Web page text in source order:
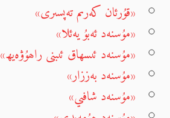
«قۇرئان كەرىم تەپسىرى»
«مۇسنەد ئەبۇ يەئلا»
«مۇسنەد ئىسھاق ئىبنى راھۇۋەيھ»
«مۇسنەد بەززار»
«مۇسنەد شافىي»